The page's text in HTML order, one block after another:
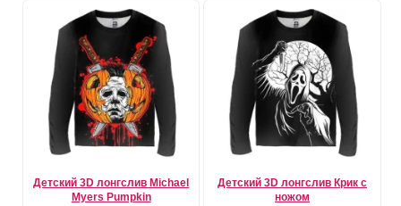
Детский 3D лонгслив Michael
Myers Pumpkin
Детский 3D лонгслив Крик с
ножом